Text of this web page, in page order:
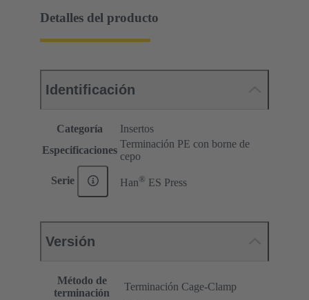
Detalles del producto
Identificación
Categoría
Insertos
Especificaciones
Terminación PE con borne de
cepo
Serie Han® ES Press
Versión
Método de
terminación
Terminación Cage-Clamp